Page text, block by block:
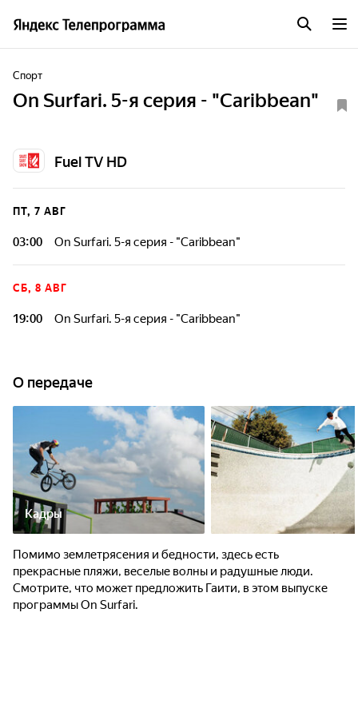
Спорт
On Surfari. 5-я серия - "Caribbean"
Fuel TV HD
ПТ, 7 АВГ
03:00 On Surfari. 5-я серия - "Caribbean"
СБ, 8 АВГ
19:00 On Surfari. 5-я серия - "Caribbean"
О передаче
Кадры
Помимо землетрясения и бедности, здесь есть
прекрасные пляжи, веселые волны и радушные люди.
Смотрите, что может предложить Гаити, в этом выпуске
программы On Surfari.